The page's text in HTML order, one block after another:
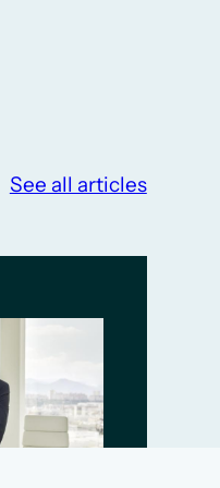
See all articles